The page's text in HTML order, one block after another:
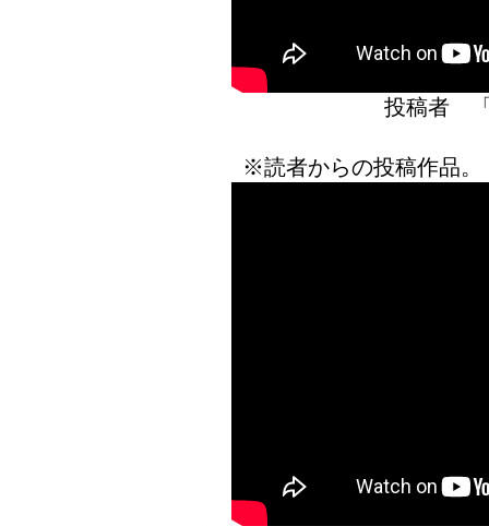
投稿者
※読者からの投稿作品